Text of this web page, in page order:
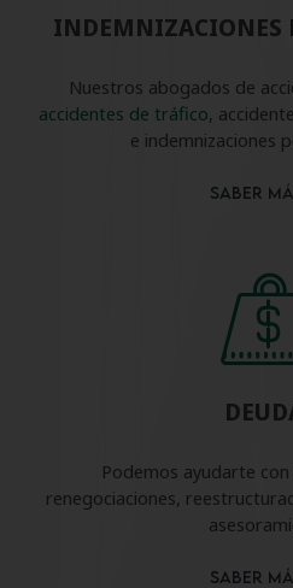
INDEMNIZACIONES
Nuestros abogados de
accidentes de tráfico,
e indemnizaciones
SABER
Podemos ayudarte
renegociaciones,
SABER